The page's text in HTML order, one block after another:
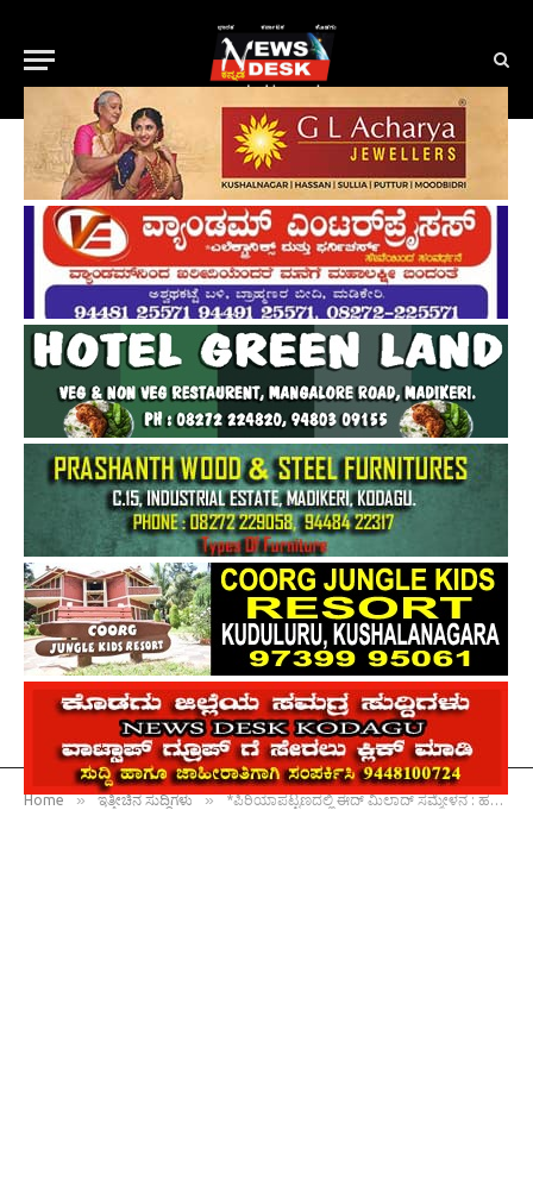
Home » ಇತ್ತೀಚಿನ ಸುದ್ದಿಗಳು » *ಪಿರಿಯಾಪಟ್ಟಣದಲ್ಲಿ ಈದ್ ಮಿಲಾದ್ ಸಮ್ಮೇಳನ : ಹಬ್ಬ ಆಚರಣೆಗಳ ಮೂಲಕ ಸೌಹಾರ್ದತೆ ಮೊಳಗಲಿ : ನೌಶಾದ್ ಬಾಖವಿ*